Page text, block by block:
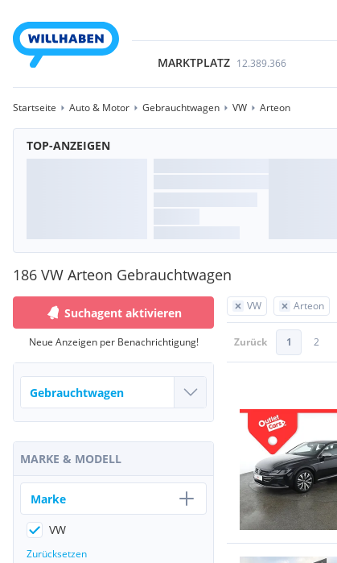
MARKTPLATZ 12.389.366
Startseite Auto & Motor Gebrauchtwagen VW Arteon
TOP-ANZEIGEN
186 VW Arteon Gebrauchtwagen
VW Arteon
Zurück 1 2
Suchagent aktivieren
Neue Anzeigen per Benachrichtigung!
MARKE & MODELL
Marke
VW
Zurücksetzen